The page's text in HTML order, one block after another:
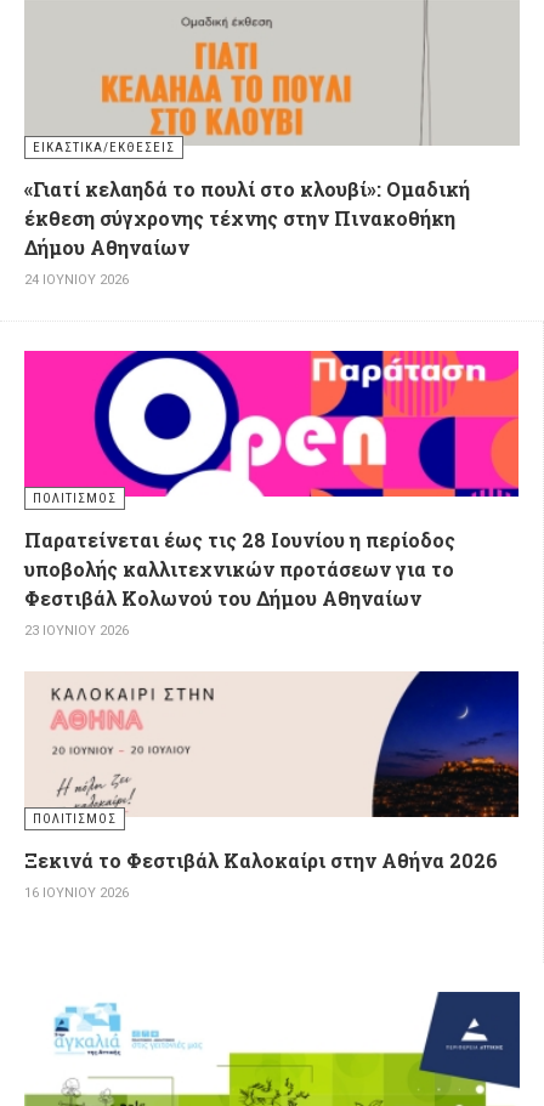
ΕΙΚΑΣΤΙΚΆ/ΕΚΘΈΣΕΙΣ
«Γιατί κελαηδά το πουλί στο κλουβί»: Ομαδική
έκθεση σύγχρονης τέχνης στην Πινακοθήκη
Δήμου Αθηναίων
24 ΙΟΥΝΊΟΥ 2026
ΠΟΛΙΤΙΣΜΌΣ
Παρατείνεται έως τις 28 Ιουνίου η περίοδος
υποβολής καλλιτεχνικών προτάσεων για το
Φεστιβάλ Κολωνού του Δήμου Αθηναίων
23 ΙΟΥΝΊΟΥ 2026
ΠΟΛΙΤΙΣΜΌΣ
Ξεκινά το Φεστιβάλ Καλοκαίρι στην Αθήνα 2026
16 ΙΟΥΝΊΟΥ 2026